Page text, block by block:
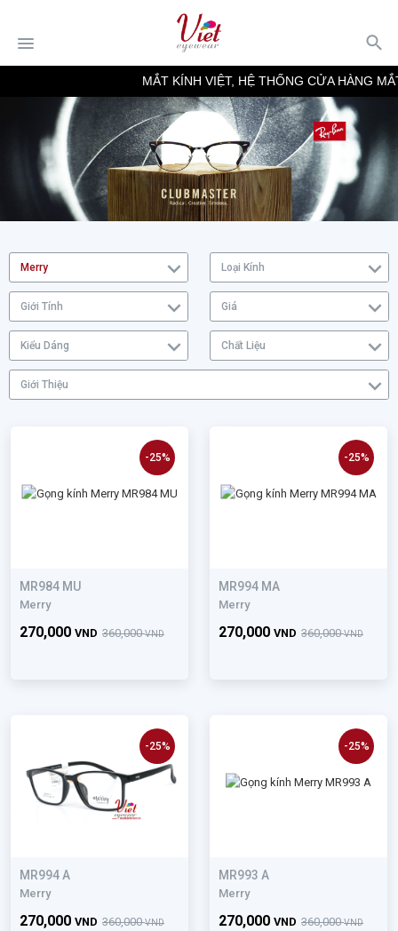
MẮT KÍNH VIỆT, HỆ THỐNG CỬA HÀNG
Merry Loại Kính
Giới Tính Giá
Kiểu Dáng Chất Liệu
Giới Thiệu
MR984 MU
Merry
360,000VND
270,000 VND
-25%
MR994 MA
Merry
360,000VND
270,000 VND
-25%
MR994 A
Merry
360,000VND
270,000 VND
-25%
MR993 A
Merry
360,000VND
270,000 VND
-25%